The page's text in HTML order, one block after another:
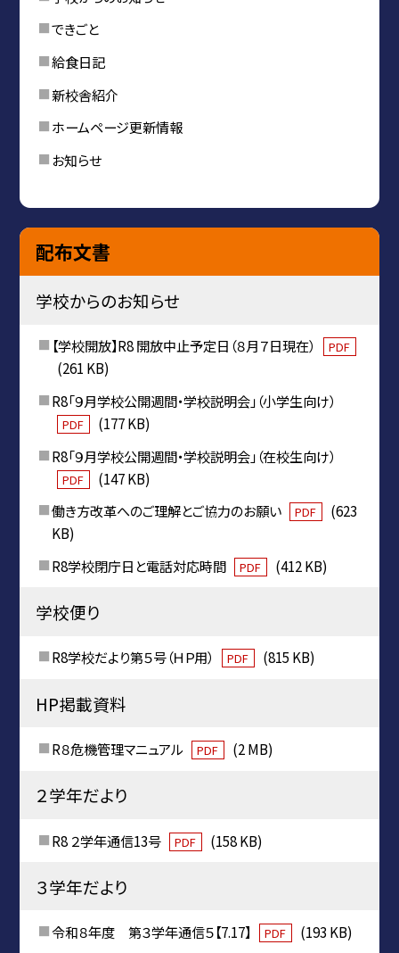
できごと
給食日記
新校舎紹介
ホームページ更新情報
お知らせ
配布文書
学校からのお知らせ
【学校開放】R8 開放中止予定日（８月７日現在） PDF
(261 KB)
R8「９月学校公開週間・学校説明会」（小学生向け）
PDF
(177 KB)
R8「９月学校公開週間・学校説明会」（在校生向け）
PDF
(147 KB)
働き方改革へのご理解とご協力のお願い
PDF
(623
KB)
R8学校閉庁日と電話対応時間
PDF (412 KB)
学校便り
R8学校だより第５号（ＨＰ用） PDF (815 KB)
HP掲載資料
R８危機管理マニュアル PDF (2 MB)
２学年だより
R8 ２学年通信13号 PDF (158 KB)
３学年だより
令和８年度 第３学年通信５【7.17】 PDF (193 KB)